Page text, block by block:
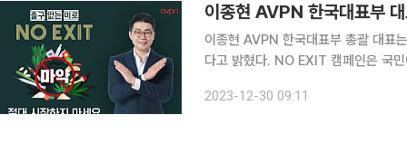
이종현 AVPN 한국대표부
이종현 AVPN 한국대표부 총괄 대표
다고 밝혔다. NO EXIT 캠페인은 국
처, 한국마약퇴치운동본부가 공동으
2023-12-30 09:11